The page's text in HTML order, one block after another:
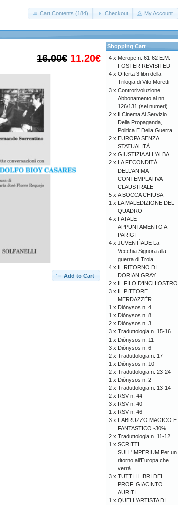
Cart Contents (184) Checkout My Account
16.00€ 11.20€
Add to Cart
Shopping Cart
4 x Merope n. 61-62 E.M.
FOSTER REVISITED
4 x Offerta 3 libri della
Trilogia di Vito Moretti
3 x Controrivoluzione
Abbonamento ai nn.
126/131 (sei numeri)
2 x Il Cinema Al Servizio
Della Propaganda,
Politica E Della Guerra
2 x EUROPA SENZA
STATUALITÀ
2 x GIUSTIZIA ALL'ALBA
2 x LA FECONDITÀ
DELL’ANIMA
CONTEMPLATIVA
CLAUSTRALE
5 x A BOCCA CHIUSA
1 x LA MALEDIZIONE DEL
QUADRO
4 x FATALE
APPUNTAMENTO A
PARIGI
4 x JUVENTÌADE La
Vecchia Signora alla
guerra di Troia
4 x IL RITORNO DI
DORIAN GRAY
2 x IL FILO D'INCHIOSTRO
3 x IL PITTORE
MERDAZZÈR
1 x Diònysos n. 4
1 x Diònysos n. 8
2 x Diònysos n. 3
3 x Traduttologia n. 15-16
1 x Diònysos n. 11
3 x Diònysos n. 6
2 x Traduttologia n. 17
1 x Diònysos n. 10
2 x Traduttologia n. 23-24
1 x Diònysos n. 2
2 x Traduttologia n. 13-14
2 x RSV n. 44
3 x RSV n. 40
1 x RSV n. 46
3 x L’ABRUZZO MAGICO E
FANTASTICO -30%
2 x Traduttologia n. 11-12
1 x SCRITTI
SULL'IMPERIUM Per un
ritorno all’Europa che
verrà
3 x TUTTI I LIBRI DEL
PROF. GIACINTO
AURITI
1 x QUELL'ARTISTA DI